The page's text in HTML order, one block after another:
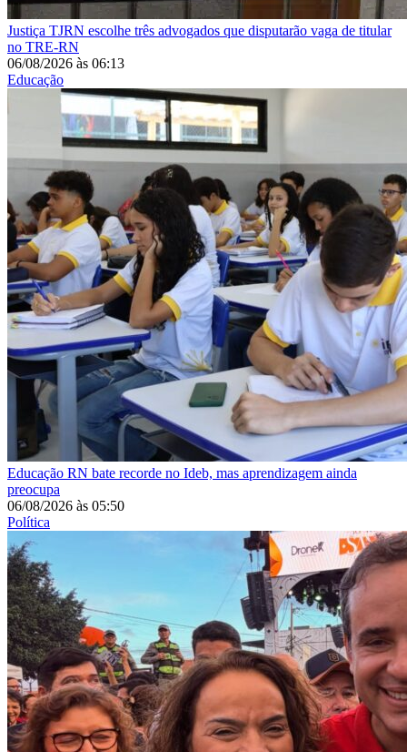
Justiça TJRN escolhe três advogados que disputarão vaga de titular
no TRE-RN
06/08/2026 às 06:13
Educação
Educação RN bate recorde no Ideb, mas aprendizagem ainda
preocupa
06/08/2026 às 05:50
Política